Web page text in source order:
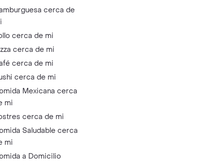
cerca de
cerca de mi
cerca de mi
cerca de mi
cerca de mi
Mexicana cerca
mi
cerca de mi
Saludable cerca
mi
a Domicilio